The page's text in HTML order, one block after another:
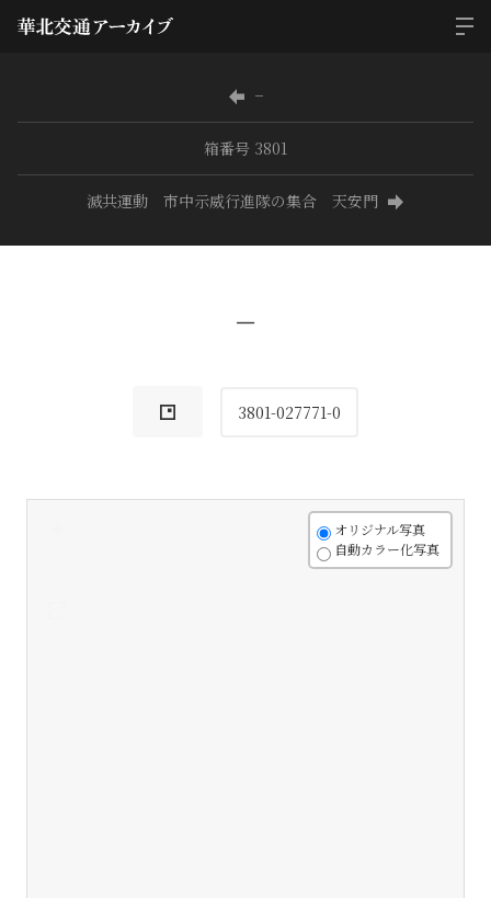
−
箱番号 3801
滅共運動 市中示威行進隊の集合 天安門
−
3801-027771-0
オリジナル写真
自動カラー化写真